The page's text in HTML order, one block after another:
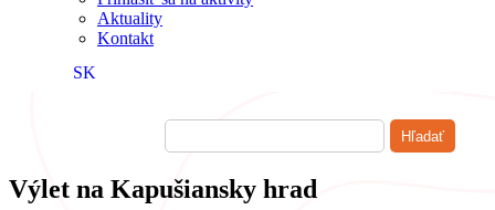
Aktuality
Kontakt
SK
Výlet na Kapušiansky hrad